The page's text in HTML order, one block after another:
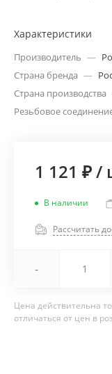
Характеристики
Производитель —
Страна бренда —
Страна производства
Резьбовое
1 121 ₽/
В наличии
Рассчитать
-
Цена действительна
отличаться от цен в